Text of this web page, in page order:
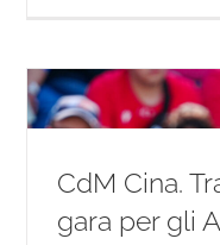
CdM Cina.
gara per gli